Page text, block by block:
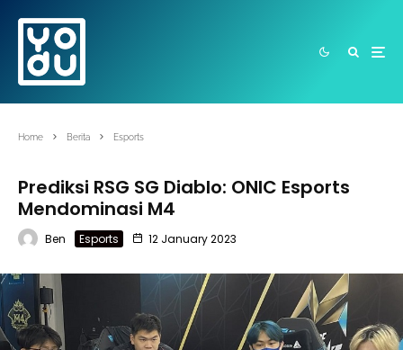
Home Berita Esports
Prediksi RSG SG Diablo: ONIC Esports
Mendominasi M4
Ben Esports 12 January 2023